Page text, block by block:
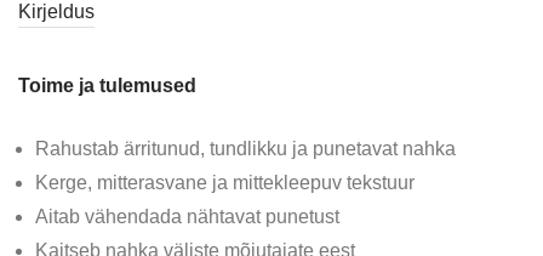
Kirjeldus
Toime ja tulemused
Rahustab ärritunud, tundlikku ja punetavat nahka
Kerge, mitterasvane ja mittekleepuv tekstuur
Aitab vähendada nähtavat punetust
Kaitseb nahka väliste mõjutajate eest